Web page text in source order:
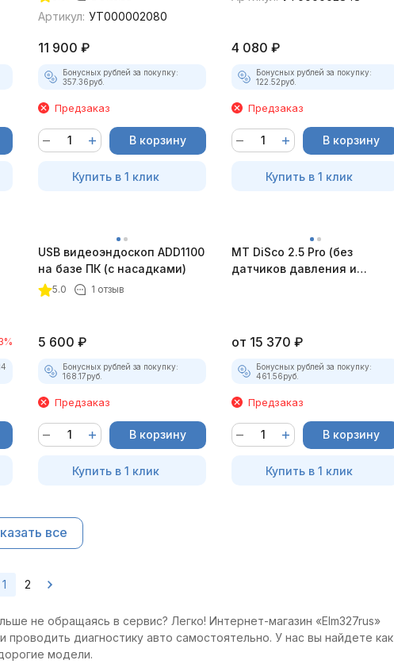
Артикул: УТ000002080
11 900 ₽
Бонусных рублей за покупку:
357.36руб.
Предзаказ
В корзину
Купить в 1 клик
4 080 ₽
Бонусных рублей за покупку:
122.52руб.
Предзаказ
В корзину
Купить в 1 клик
USB видеоэндоскоп ADD1100
на базе ПК (с насадками)
5.0 1 отзыв
5 600 ₽
Бонусных рублей за покупку:
168.17руб.
Предзаказ
В корзину
Купить в 1 клик
MT DiSco 2.5 Pro (без
датчиков давления и
от 15 370 ₽
Бонусных рублей за покупку:
461.56руб.
Предзаказ
В корзину
Купить в 1 клик
все
1 2
не обращаясь в сервис? Легко! Интернет-магазин «Elm327rus»
диагностику авто самостоятельно. У нас вы найдете как
модели.